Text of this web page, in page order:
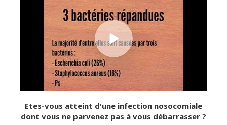
Etes-vous atteint d'une infection nosocomiale
dont vous ne parvenez pas à vous débarrasser ?